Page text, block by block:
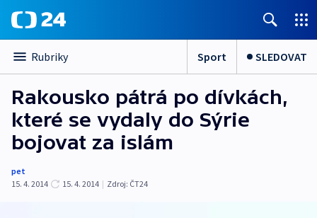
Rubriky Sport SLEDOVAT
Rakousko pátrá po dívkách,
které se vydaly do Sýrie
bojovat za islám
pet
15. 4. 2014
15. 4. 2014 | Zdroj: ČT24